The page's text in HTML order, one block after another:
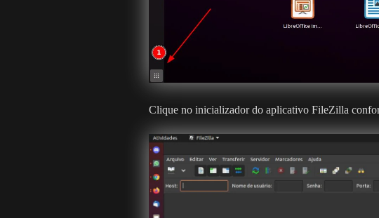
Clique no inicializador do aplicativo FileZilla